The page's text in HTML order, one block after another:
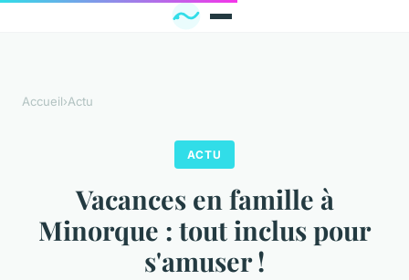
Accueil›Actu
ACTU
Vacances en famille à
Minorque : tout inclus pour
s'amuser !